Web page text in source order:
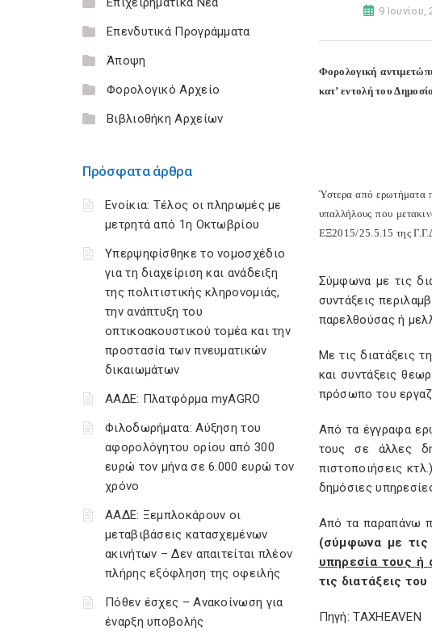
Επενδυτικά Προγράμματα
Άποψη
Φορολογικό Αρχείο
Βιβλιοθήκη Αρχείων
Πρόσφατα άρθρα
Ενοίκια: Τέλος οι πληρωμές με
μετρητά από 1η Οκτωβρίου
Υπερψηφίσθηκε το νομοσχέδιο
για τη διαχείριση και ανάδειξη
της πολιτιστικής κληρονομιάς,
την ανάπτυξη του
οπτικοακουστικού τομέα και την
προστασία των πνευματικών
δικαιωμάτων
ΑΑΔΕ: Πλατφόρμα myAGRO
Φιλοδωρήματα: Αύξηση του
αφορολόγητου ορίου από 300
ευρώ τον μήνα σε 6.000 ευρώ τον
χρόνο
ΑΑΔΕ: Ξεμπλοκάρουν οι
μεταβιβάσεις κατασχεμένων
ακινήτων – Δεν απαιτείται πλέον
πλήρης εξόφληση της οφειλής
Πόθεν έσχες – Ανακοίνωση για
έναρξη υποβολής
9 Ιουνίου,
Φορολογική
κατ’ εντολή του
Ύστερα από ερωτήματα
υπαλλήλους που
ΕΞ2015/25.5.15 της
Σύμφωνα με τις
συντάξεις
παρελθούσας ή
Με τις διατάξεις
και συντάξεις
πρόσωπο του
Από τα έγγραφα
τους σε άλλες
πιστοποιήσεις
δημόσιες
Από τα παραπάνω
(σύμφωνα με τις
υπηρεσία τους ή
τις διατάξεις
Πηγή: TAXHEAVEN